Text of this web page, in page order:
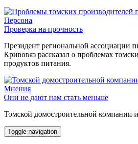
Персона
Проверка на прочность
Президент региональной ассоциации
Кривовяз рассказал о проблемах
продуктов питания.
Мнения
Они не дают нам стать меньше
Томской домостроительной компании
Toggle navigation